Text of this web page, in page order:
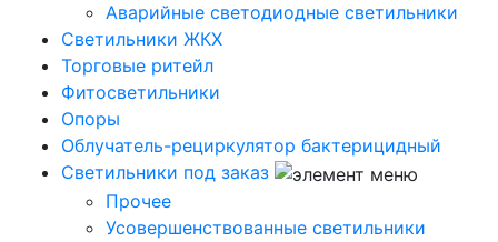
Аварийные светодиодные светильники
Светильники ЖКХ
Торговые ритейл
Фитосветильники
Опоры
Облучатель-рециркулятор бактерицидный
Светильники под заказ
Прочее
Усовершенствованные светильники